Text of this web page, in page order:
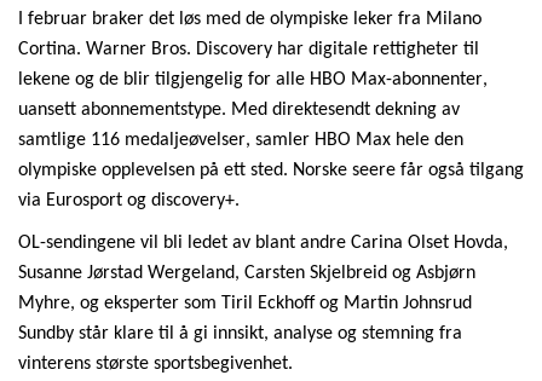
I februar braker det løs med de olympiske leker fra Milano
Cortina. Warner Bros. Discovery har digitale rettigheter til
lekene og de blir tilgjengelig for alle HBO Max-abonnenter,
uansett abonnementstype. Med direktesendt dekning av
samtlige 116 medaljeøvelser, samler HBO Max hele den
olympiske opplevelsen på ett sted. Norske seere får også tilgang
via Eurosport og discovery+.
OL-sendingene vil bli ledet av blant andre Carina Olset Hovda,
Susanne Jørstad Wergeland, Carsten Skjelbreid og Asbjørn
Myhre, og eksperter som Tiril Eckhoff og Martin Johnsrud
Sundby står klare til å gi innsikt, analyse og stemning fra
vinterens største sportsbegivenhet.